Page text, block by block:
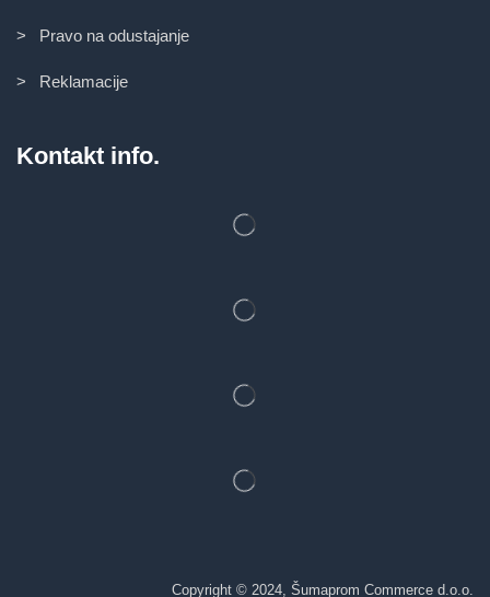
> Pravo na odustajanje
> Reklamacije
Kontakt info.
Copyright © 2024, Šumaprom Commerce d.o.o.